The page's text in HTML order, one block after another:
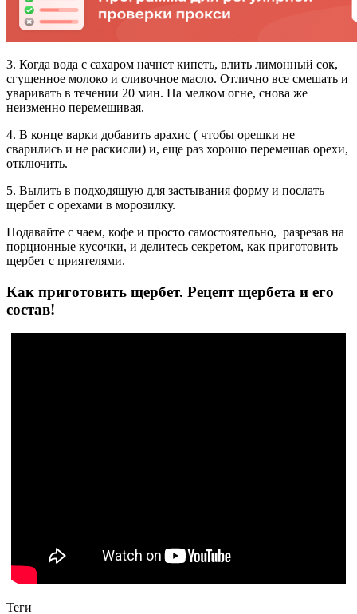
3. Когда вода с сахаром начнет кипеть, влить лимонный сок,
сгущенное молоко и сливочное масло. Отлично все смешать и
уваривать в течении 20 мин. На мелком огне, снова же
неизменно перемешивая.
4. В конце варки добавить арахис ( чтобы орешки не
сварились и не раскисли) и, еще раз хорошо перемешав орехи,
отключить.
5. Вылить в подходящую для застывания форму и послать
щербет с орехами в морозилку.
Подавайте с чаем, кофе и просто самостоятельно, разрезав на
порционные кусочки, и делитесь секретом, как приготовить
щербет с приятелями.
Как приготовить щербет. Рецепт щербета и его
состав!
Теги